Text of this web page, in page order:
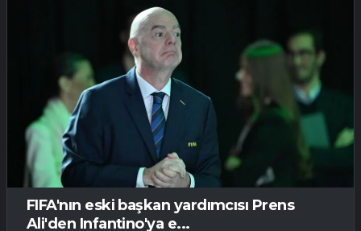
FIFA'nın eski başkan yardımcısı Prens
Ali'den Infantino'ya e...